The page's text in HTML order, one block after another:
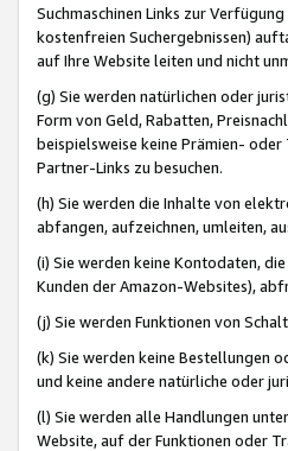
Suchmaschinen Links zur
kostenfreien Suchergebnissen)
auf Ihre Website leiten und nicht
(g) Sie werden natürlichen oder
Form von Geld, Rabatten,
beispielsweise keine Prämien-
Partner-Links zu besuchen.
(h) Sie werden die Inhalte von
abfangen, aufzeichnen, umleiten,
(i) Sie werden keine Kontodaten,
Kunden der Amazon-Websites),
(j) Sie werden Funktionen von
(k) Sie werden keine Bestellungen
und keine andere natürliche oder
(l) Sie werden alle Handlungen
Website, auf der Funktionen oder